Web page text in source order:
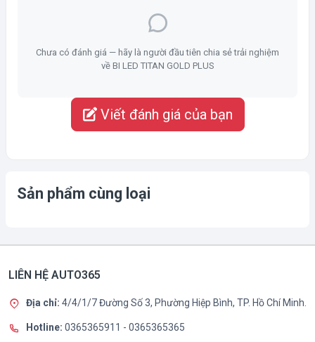
Chưa có đánh giá — hãy là người đầu tiên chia sẻ trải nghiệm
về BI LED TITAN GOLD PLUS
Viết đánh giá của bạn
Sản phẩm cùng loại
LIÊN HỆ AUTO365
Địa chỉ: 4/4/1/7 Đường Số 3, Phường Hiệp Bình, TP. Hồ Chí Minh.
Hotline: 0365365911 - 0365365365